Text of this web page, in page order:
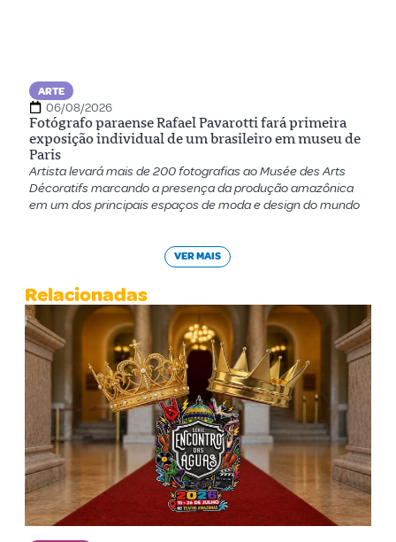
ARTE
06/08/2026
Fotógrafo paraense Rafael Pavarotti fará primeira
exposição individual de um brasileiro em museu de
Paris
Artista levará mais de 200 fotografias ao Musée des Arts
Décoratifs marcando a presença da produção amazônica
em um dos principais espaços de moda e design do mundo
VER MAIS
Relacionadas